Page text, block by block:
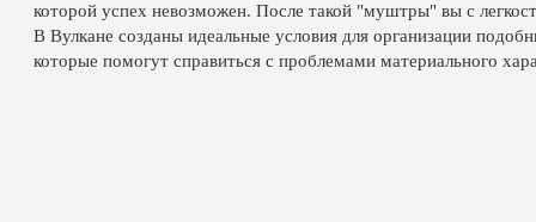
которой успех невозможен. После такой "муштры" вы с
В Вулкане созданы идеальные условия для организации
которые помогут справиться с проблемами материального